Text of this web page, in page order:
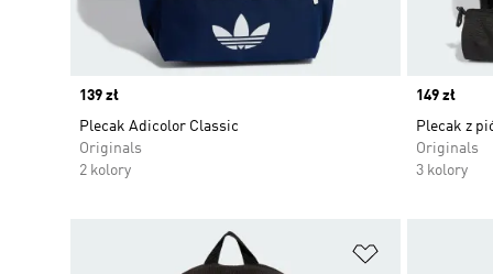
Price
139 zł
Plecak Adicolor Classic
Originals
2 kolory
Price
149 zł
Plecak z
Originals
3 kolory